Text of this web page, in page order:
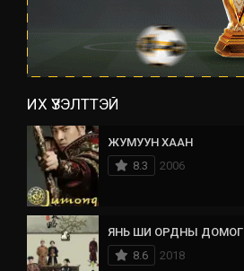
ИХ ҮЗЭЛТТЭЙ
ЖУМУУН ХААН
8.3
2006
ЯНЬ ШИ ОРДНЫ ДОМОГ
8.6
2018